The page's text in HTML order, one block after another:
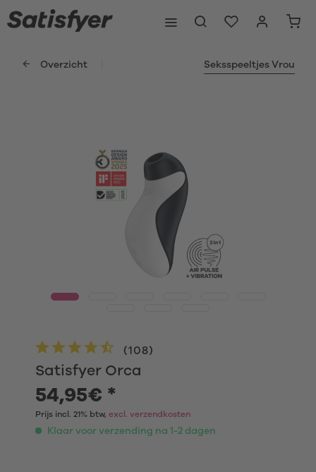
Overzicht Seksspeeltjes Vrou
Satisfyer Orca
(108)
54,95€ *
Prijs incl. 21% btw, excl. verzendkosten
Klaar voor verzending na 1-2 dagen